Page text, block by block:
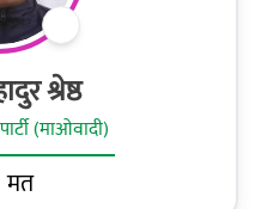
श्रेष्ठ
(माओवादी)
मत